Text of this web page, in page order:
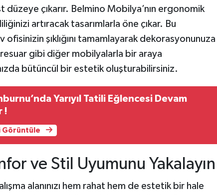
çıkarır. Belmino Mobilya’nın ergonomik
artıracak tasarımlarla öne çıkar. Bu
ofisinizin şıklığını tamamlayarak dekorasyonunuza
gibi diğer mobilyalarla bir araya
bütüncül bir estetik oluşturabilirsiniz.
Yarıyıl Tatili Eğlencesi Devam
!
Görüntüle
ve Stil Uyumunu Yakalayın
alanınızı hem rahat hem de estetik bir hale